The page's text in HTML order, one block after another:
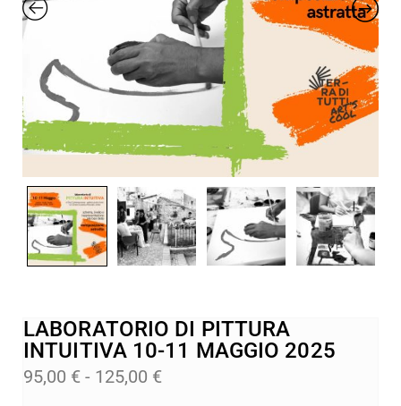
LABORATORIO DI PITTURA
INTUITIVA 10-11 MAGGIO 2025
95,00 € - 125,00 €